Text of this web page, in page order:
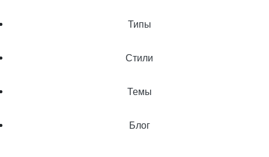
Типы
Стили
Темы
Блог